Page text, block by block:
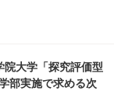
院大学「探究評価型
部実施で求める次